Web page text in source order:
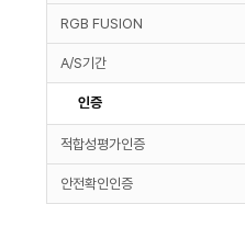
RGB FUSION
A/S기간
인증
적합성평가인증
안전확인인증